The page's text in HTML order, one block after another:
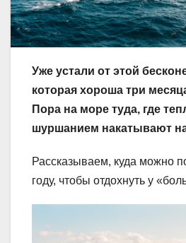
Уже устали от этой
которая хороша три
Пора на море туда, где
шуршанием накатывают
Рассказываем, куда можно
году, чтобы отдохнуть у